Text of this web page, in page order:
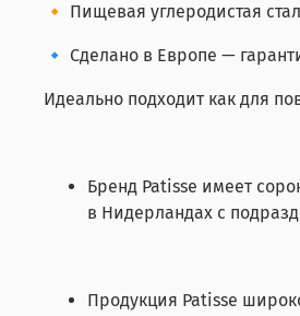
🔸 Пищевая углеродистая
🔹 Сделано в Европе —
Идеально подходит как для
Бренд Patisse имеет
в Нидерландах с
Продукция Patisse